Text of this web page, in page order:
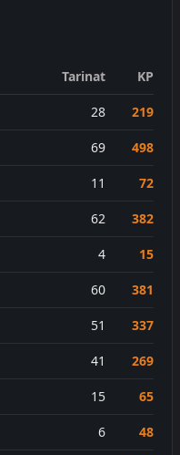
Tarinat KP
28 219
69 498
11 72
62 382
4 15
60 381
51 337
41 269
15 65
6 48